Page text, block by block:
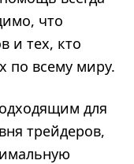
что
и тех, кто
по всему миру.
для
трейдеров,